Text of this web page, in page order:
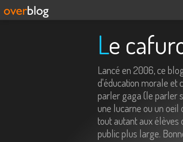
Le
Lancé en 2006, ce
d'éducation morale et
parler gaga (le parler
une lucarne ou un oeil
tout autant aux
public plus large.